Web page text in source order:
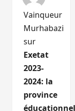
Vainqueur
Murhabazi
sur
Exetat
2023-
2024: la
province